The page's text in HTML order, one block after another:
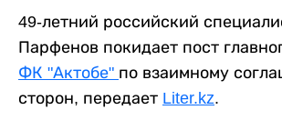
49-летний российский
Парфенов покидает пост
ФК "Актобе" по взаимному
сторон, передает Liter.kz.